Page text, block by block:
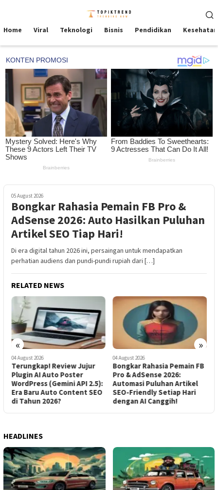
Menu
Home Viral Teknologi Bisnis Pendidikan Kesehatan
05 August 2026
Bongkar Rahasia Pemain FB Pro &
AdSense 2026: Auto Hasilkan Puluhan
Artikel SEO Tiap Hari!
Di era digital tahun 2026 ini, persaingan untuk mendapatkan
perhatian audiens dan pundi-pundi rupiah dari […]
RELATED NEWS
« »
04 August 2026
Terungkap! Review Jujur
Plugin AI Auto Poster
WordPress (Gemini API 2.5):
Era Baru Auto Content SEO
di Tahun 2026?
04 August 2026
Bongkar Rahasia Pemain FB
Pro & AdSense 2026:
Automasi Puluhan Artikel
SEO-Friendly Setiap Hari
dengan AI Canggih!
HEADLINES